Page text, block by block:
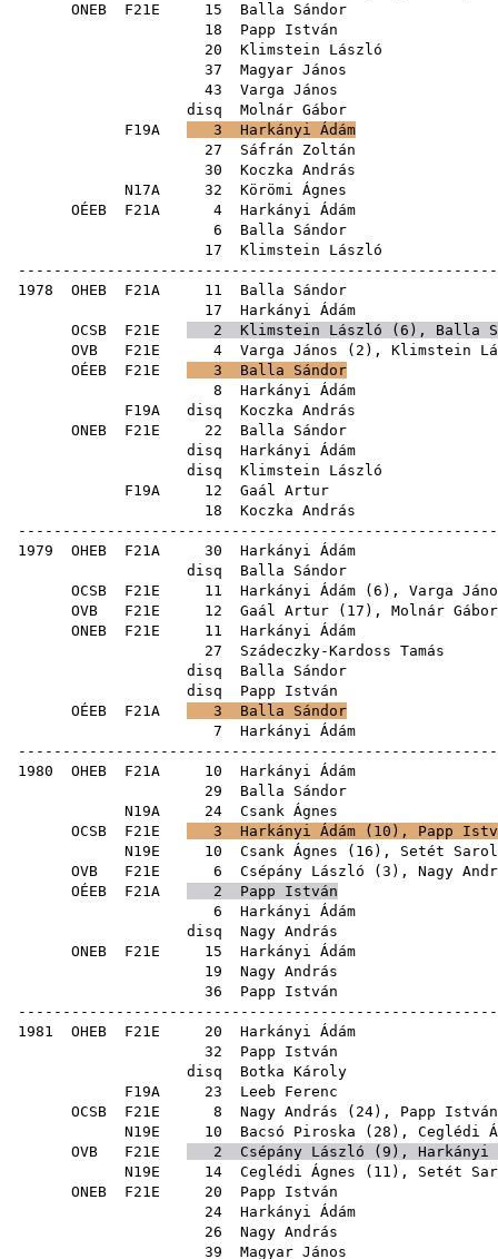
ONEB F21E 15
Balla Sándor
18
Papp István
20
Klimstein László
37
Magyar János
43
Varga János
disq
Molnár Gábor
F19A
3
Harkányi Ádám
27
Sáfrán Zoltán
30
Koczka András
N17A 32
Körömi Ágnes
OÉEB F21A 4
Harkányi Ádám
6
Balla Sándor
17
Klimstein László
1978 OHEB F21A 11
Balla Sándor
17
Harkányi Ádám
OCSB F21E 2 Klimstein László ( 6 ), Balla
OVB F21E 4 Varga János ( 2 ), Klimstein
OÉEB F21E 3
Balla Sándor
8
Harkányi Ádám
F19A disq
Koczka András
ONEB F21E 22
Balla Sándor
disq
Harkányi Ádám
disq
Klimstein László
F19A 12
Gaál Artur
18
Koczka András
1979 OHEB F21A 30
Harkányi Ádám
disq
Balla Sándor
OCSB F21E 11 Harkányi Ádám ( 6 ), Varga
OVB F21E 12 Gaál Artur ( 17 ), Molnár Gábor
ONEB F21E 11
Harkányi Ádám
27
Szádeczky-Kardoss Tamás
disq
Balla Sándor
disq
Papp István
OÉEB F21A 3
Balla Sándor
7
Harkányi Ádám
1980 OHEB F21A 10
Harkányi Ádám
29
Balla Sándor
N19A 24
Csank Ágnes
OCSB F21E 3 Harkányi Ádám ( 10 ), Papp
N19E 10 Csank Ágnes ( 16 ), Setét
OVB F21E 6 Csépány László ( 3 ), Nagy
OÉEB F21A 2
Papp István
6
Harkányi Ádám
disq
Nagy András
ONEB F21E 15
Harkányi Ádám
19
Nagy András
36
Papp István
1981 OHEB F21E 20
Harkányi Ádám
32
Papp István
disq
Botka Károly
F19A 23
Leeb Ferenc
OCSB F21E 8 Nagy András ( 24), Papp István
N19E 10 Bacsó Piroska ( 28 ), Ceglédi
OVB F21E 2 Csépány László ( 9 ), Harkányi
N19E 14 Ceglédi Ágnes ( 11 ), Setét
ONEB F21E 20
Papp István
24
Harkányi Ádám
26
Nagy András
39
Magyar János